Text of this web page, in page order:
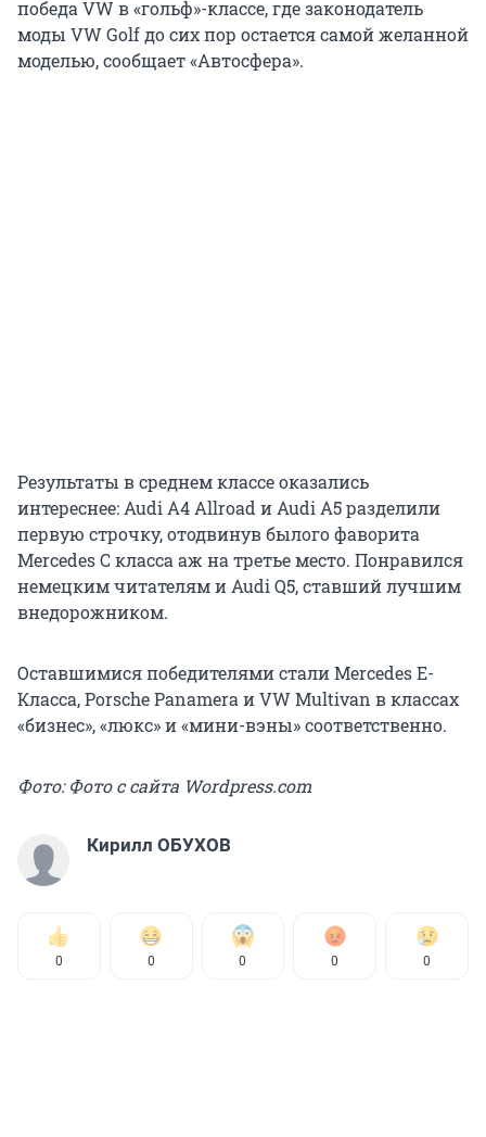
победа VW в «гольф»-классе, где законодатель
моды VW Golf до сих пор остается самой желанной
моделью, сообщает «Автосфера».
Результаты в среднем классе оказались
интереснее: Audi A4 Allroad и Audi A5 разделили
первую строчку, отодвинув былого фаворита
Mercedes C класса аж на третье место. Понравился
немецким читателям и Audi Q5, ставший лучшим
внедорожником.
Оставшимися победителями стали Mercedes E-
Класса, Porsche Panamera и VW Multivan в классах
«бизнес», «люкс» и «мини-вэны» соответственно.
Фото: Фото с сайта Wordpress.com
Кирилл ОБУХОВ
0 0 0 0 0